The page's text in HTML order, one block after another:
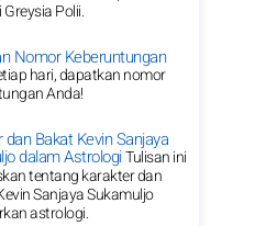
Polii.
Nomor Keberuntungan
hari, dapatkan nomor
Anda!
dan Bakat Kevin Sanjaya
dalam AstrologiTulisan ini
tentang karakter dan
Sanjaya Sukamuljo
astrologi.